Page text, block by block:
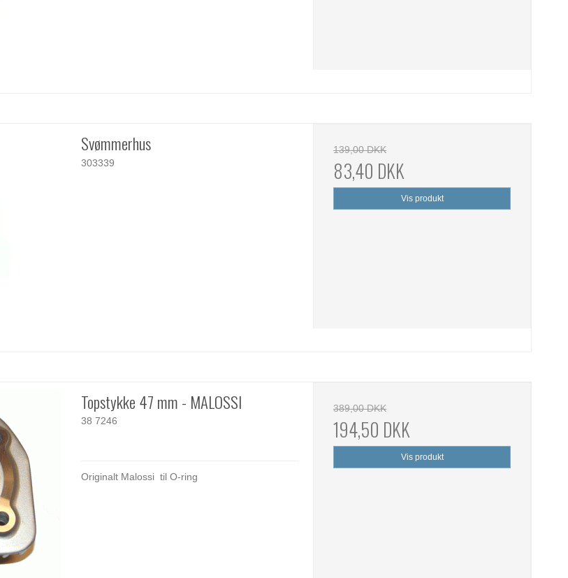
Svømmerhus
303339
139,00 DKK
83,40 DKK
Vis produkt
Topstykke 47 mm - MALOSSI
38 7246
Originalt Malossi til O-ring
389,00 DKK
194,50 DKK
Vis produkt